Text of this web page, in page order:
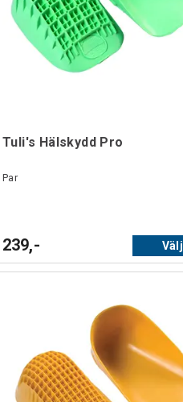
Tuli's Hälskydd Pro
Par
239,- Välj